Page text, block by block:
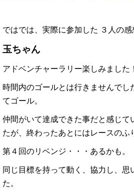
ではでは、実際に参加した ３人の感
玉ちゃん
アドベンチャーラリー楽しみました
時間内のゴールとは行きませんでし
てゴール。
仲間がいて達成できた事だと感じて
たが、終わったあとにはレースのふ
第４回のリベンジ・・・あるかも。
同じ目標を持って動く、協力し、
た。